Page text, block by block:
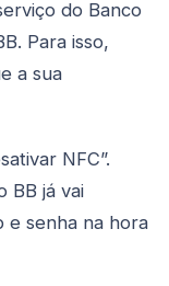
do Banco
Para isso,
a sua
NFC”.
BB já vai
e senha na hora